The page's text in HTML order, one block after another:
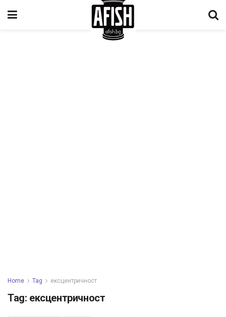
Home Tag ексцентричност
Tag: ексцентричност